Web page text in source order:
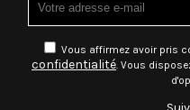
Vous affirmez avoir pris
confidentialité. Vous